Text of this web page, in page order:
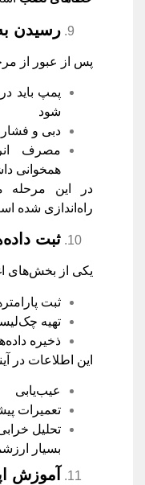
رسیدن
پس از عبور از
پمپ باید
شود
دبی و فشار
مصرف
همخوانی
در این مرحله
راه‌اندازی شده
ثبت
یکی از بخش‌های
ثبت
تهیه
ذخیره
این اطلاعات در
عیب‌یابی
تعمیرات
تحلیل
بسیار
آموزش